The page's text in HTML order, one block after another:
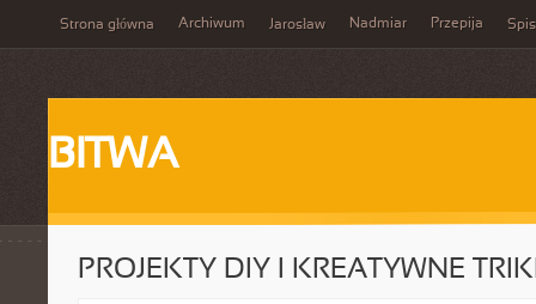
Strona główna Archiwum Jarosław Nadmiar Przepija
BITWA
PROJEKTY DIY I KREATYWNE